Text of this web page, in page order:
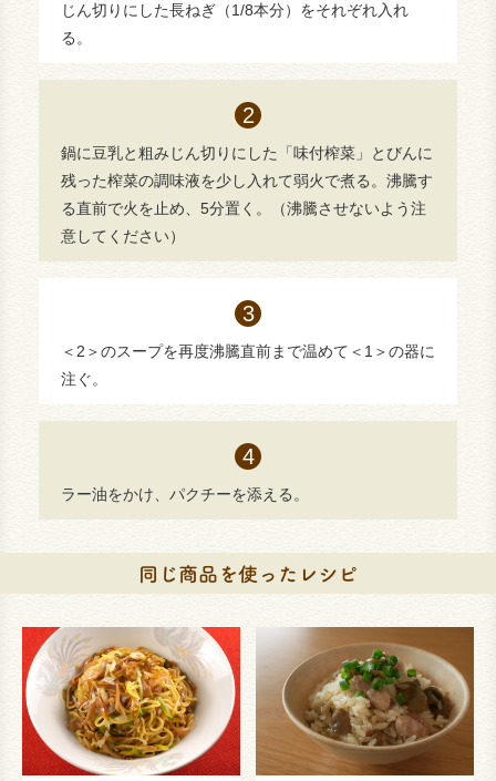
じん切りにした長ねぎ（1/8本分）をそれぞれ入れ
る。
鍋に豆乳と粗みじん切りにした「味付榨菜」とびんに
残った榨菜の調味液を少し入れて弱火で煮る。沸騰す
る直前で火を止め、5分置く。（沸騰させないよう注
意してください）
＜2＞のスープを再度沸騰直前まで温めて＜1＞の器に
注ぐ。
ラー油をかけ、パクチーを添える。